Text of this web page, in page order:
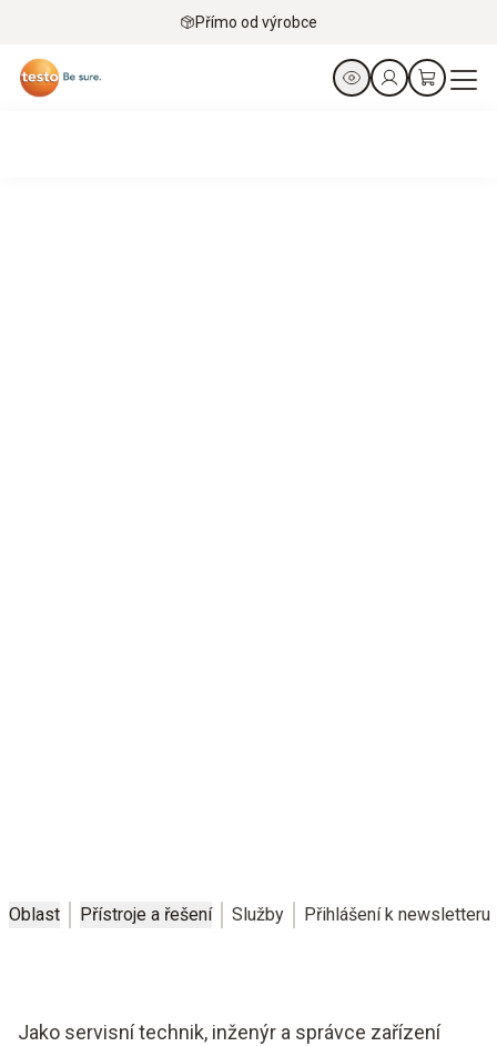
Přímo od výrobce
Oblast Přístroje a řešení Služby Přihlášení k newsletteru
Jako servisní technik, inženýr a správce zařízení